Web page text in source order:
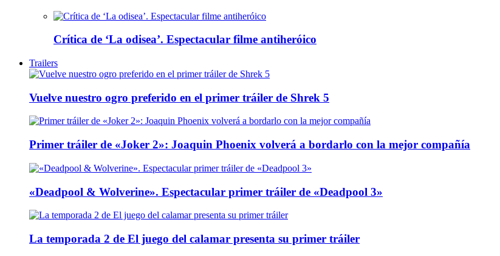
Crítica de ‘La odisea’. Espectacular filme antiheróico
Trailers
Vuelve nuestro ogro preferido en el primer tráiler de Shrek 5
Primer tráiler de «Joker 2»: Joaquin Phoenix volverá a bordarlo con la mejor compañía
«Deadpool & Wolverine». Espectacular primer tráiler de «Deadpool 3»
La temporada 2 de El juego del calamar presenta su primer tráiler